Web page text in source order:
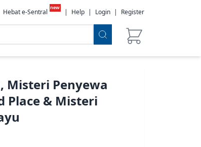
Hebat e-Sentral
new
| Help | Login | Register
Misteri Penyewa
Place & Misteri